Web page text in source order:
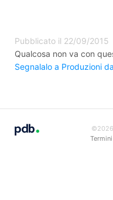
Pubblicato il 22/09/2015
Qualcosa non va con
Segnalalo a Produzioni
©2026